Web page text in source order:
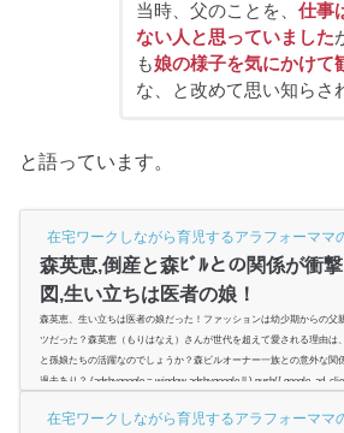
当時、父のことを、 仕事
ない人と思っていました
も娘の様子を気にかけて
な、と改めて思い知らさ
と語っています。
在宅ワークしながら育児するアラフォーママ
森英恵,倒産と森ﾋﾞﾙとの関係が衝
図,生い立ちは医者の娘！
森英恵、生い立ちは医者の娘だった！ファッションは幼少期からの父
ツだった？森英恵（もりはなえ）さんが世代を超えて愛される理由は
と孫娘たちの活躍なのでしょうか？森ビルオーナー一族との意外な関
過去あり？ (adsbygoogle = window.adsbygoogle || ).push({
adsbygoogle || ).push({});(adsbygoogle = window.adsbygoogle ||...
在宅ワークしながら育児するアラフォーママ